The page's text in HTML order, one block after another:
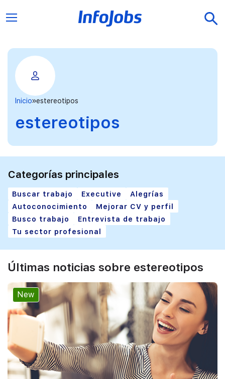
Inicio estereotipos
estereotipos
Categorías principales
Buscar trabajo Executive
Alegrías
Autoconocimiento
Mejorar CV y perfil
Busco trabajo
Entrevista de trabajo
Tu sector profesional
Últimas noticias sobre estereotipos
New